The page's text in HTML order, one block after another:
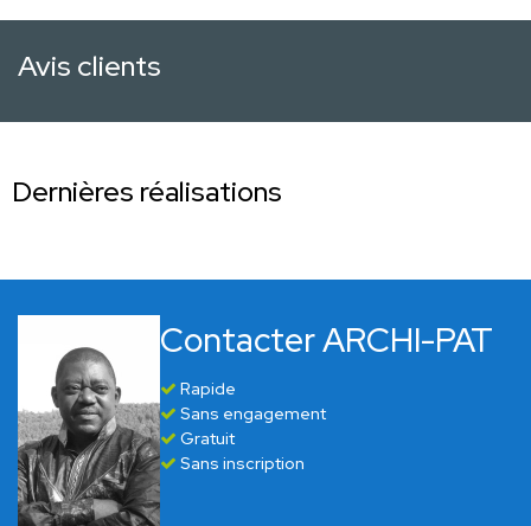
Avis clients
Dernières réalisations
Contacter ARCHI-PAT
Rapide
Sans engagement
Gratuit
Sans inscription